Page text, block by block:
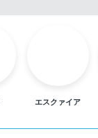
エスクァイア